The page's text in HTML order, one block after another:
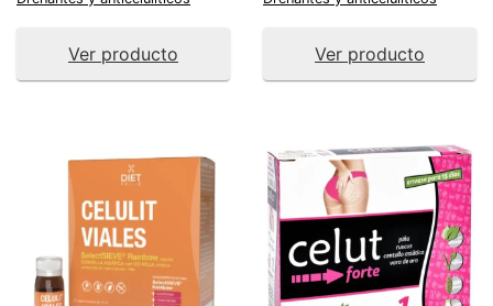
Ver producto Ver producto